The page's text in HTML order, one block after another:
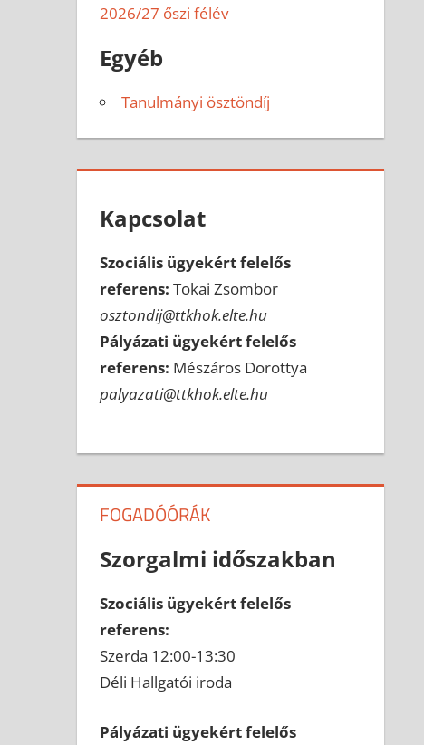
2026/27 őszi félév
Egyéb
Tanulmányi ösztöndíj
Kapcsolat
Szociális ügyekért felelős
referens: Tokai Zsombor
osztondij@ttkhok.elte.hu
Pályázati ügyekért felelős
referens: Mészáros Dorottya
palyazati@ttkhok.elte.hu
FOGADÓÓRÁK
Szorgalmi időszakban
Szociális ügyekért felelős
referens:
Szerda 12:00-13:30
Déli Hallgatói iroda
Pályázati ügyekért felelős